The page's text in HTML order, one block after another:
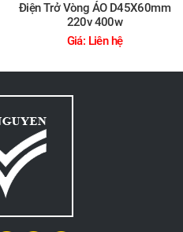
Điện Trở Vòng ÁO D45X60mm
220v 400w
Giá: Liên hệ